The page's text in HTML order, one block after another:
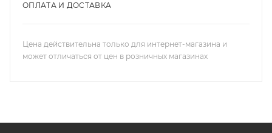
ОПЛАТА И ДОСТАВКА
Цена действительна только для интернет-магазина и
может отличаться от цен в розничных магазинах